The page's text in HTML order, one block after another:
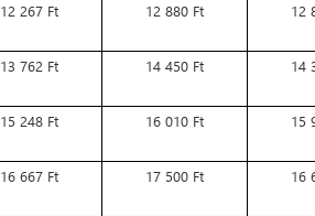
12 267 Ft 12 880 Ft 12
13 762 Ft 14 450 Ft 14
15 248 Ft 16 010 Ft 15
16 667 Ft 17 500 Ft 16